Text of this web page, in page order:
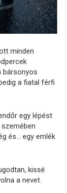
minden
bársonyos
a fiatal férfi
egy lépést
és… egy emlék
kissé
a nevet.